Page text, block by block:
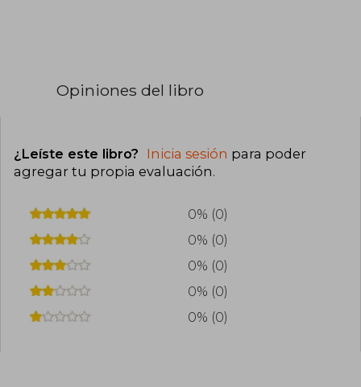
Opiniones del libro
¿Leíste este libro? Inicia sesión para poder
agregar tu propia evaluación.
0% (0)
0% (0)
0% (0)
0% (0)
0% (0)